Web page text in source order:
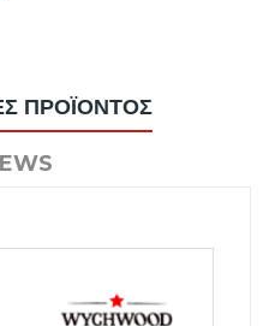
ΠΡΟΪΌΝΤΟΣ